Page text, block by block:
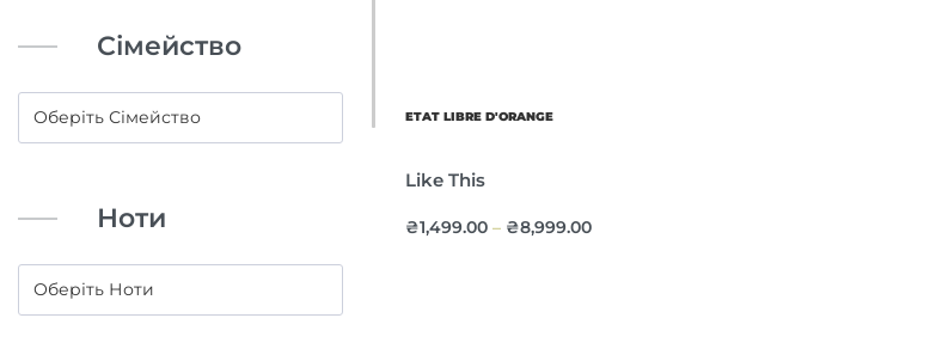
Сімейство
Ноти
ETAT LIBRE D'ORANGE
Like This
₴1,499.00 – ₴8,999.00